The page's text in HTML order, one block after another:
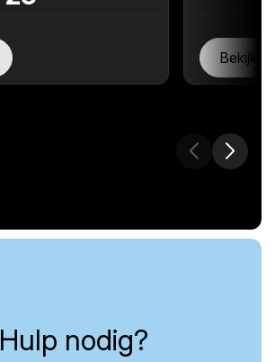
Bekijk
Hulp nodig?